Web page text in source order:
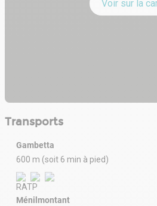
Voir sur la
Transports
Gambetta
600 m (soit 6 min à pied)
Ménilmontant